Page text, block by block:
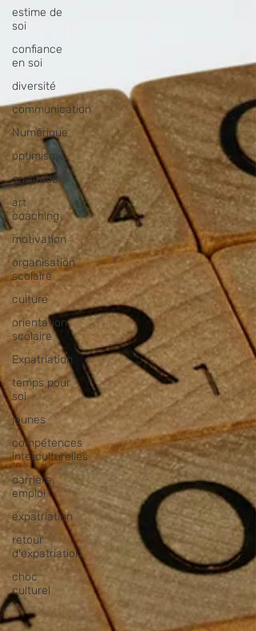
estime de
soi
confiance
en soi
diversité
communication
Numérique
optimisme
gratitude
art
coaching
motivation
organisation
scolaire
culture
orientation
scolaire
Expatriation
temps pour
soi
jeunes
compétences
interculturelles
carrière,
emploi
expatriation
retour
d'expatriation
choc
culturel